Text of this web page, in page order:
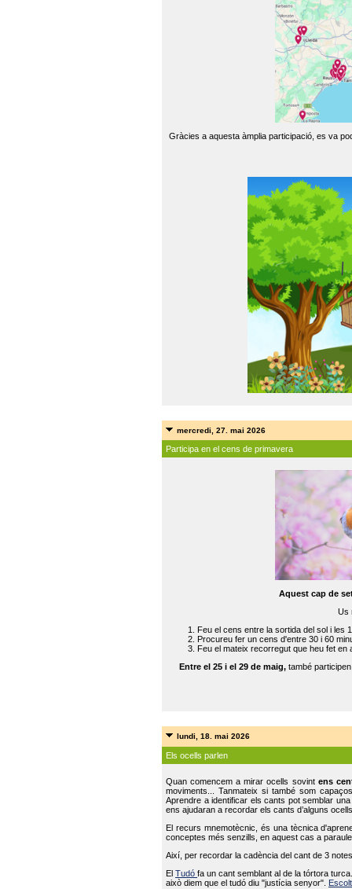
Gràcies a aquesta àmplia participació, es va
mercredi, 27. mai 2026
Participa en el cens de primavera
Aquest cap de
Us
Feu el cens entre la sortida del sol i les
Procureu fer un cens d'entre 30 i 60
Feu el mateix recorregut que heu fet en
Entre el 25 i el 29 de maig, també
lundi, 18. mai 2026
Els ocells parlen
Quan comencem a mirar ocells sovint ens
moviments... Tanmateix si també som
Aprendre a identificar els cants pot semblar
ens ajudaran a recordar els cants d’alguns
El recurs mnemotècnic, és una tècnica
conceptes més senzills, en aquest cas a
Així, per recordar la cadència del cant de 3
ElTudófa un cant semblant al de la tórtora
això diem que el tudó diu "justícia senyor".